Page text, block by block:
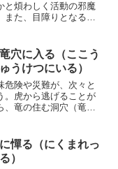
と煩わしく活動の邪魔
また、目障りとなる
という意味も。
穴に入る（ここう
うけつにいる）
危険や災難が、次々と
。虎から逃げることが
、竜の住む洞穴（竜
うこと。
憚る（にくまれっ
）